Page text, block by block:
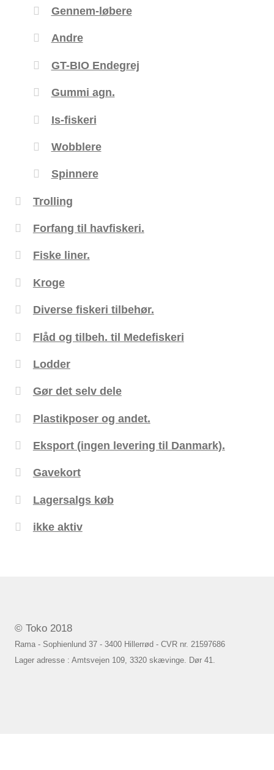
Gennem-løbere
Andre
GT-BIO Endegrej
Gummi agn.
Is-fiskeri
Wobblere
Spinnere
Trolling
Forfang til havfiskeri.
Fiske liner.
Kroge
Diverse fiskeri tilbehør.
Flåd og tilbeh. til Medefiskeri
Lodder
Gør det selv dele
Plastikposer og andet.
Eksport (ingen levering til Danmark).
Gavekort
Lagersalgs køb
ikke aktiv
© Toko 2018
Rama - Sophienlund 37 - 3400 Hillerrød - CVR nr. 21597686
Lager adresse : Amtsvejen 109, 3320 skævinge. Dør 41.